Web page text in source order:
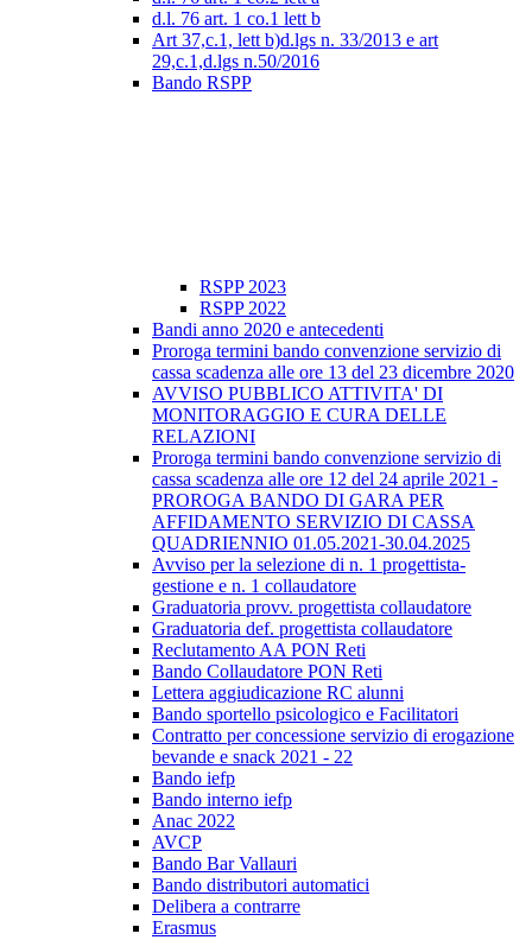
d.l. 76 art. 1 co.1 lett b
Art 37,c.1, lett b)d.lgs n. 33/2013 e art
29,c.1,d.lgs n.50/2016
Bando RSPP
RSPP 2023
RSPP 2022
Bandi anno 2020 e antecedenti
Proroga termini bando convenzione servizio di
cassa scadenza alle ore 13 del 23 dicembre 2020
AVVISO PUBBLICO ATTIVITA' DI
MONITORAGGIO E CURA DELLE
RELAZIONI
Proroga termini bando convenzione servizio di
cassa scadenza alle ore 12 del 24 aprile 2021 -
PROROGA BANDO DI GARA PER
AFFIDAMENTO SERVIZIO DI CASSA
QUADRIENNIO 01.05.2021-30.04.2025
Avviso per la selezione di n. 1 progettista-
gestione e n. 1 collaudatore
Graduatoria provv. progettista collaudatore
Graduatoria def. progettista collaudatore
Reclutamento AA PON Reti
Bando Collaudatore PON Reti
Lettera aggiudicazione RC alunni
Bando sportello psicologico e Facilitatori
Contratto per concessione servizio di erogazione
bevande e snack 2021 - 22
Bando iefp
Bando interno iefp
Anac 2022
AVCP
Bando Bar Vallauri
Bando distributori automatici
Delibera a contrarre
Erasmus